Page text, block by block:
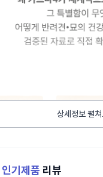
상세정보 펼쳐
인기제품 리뷰